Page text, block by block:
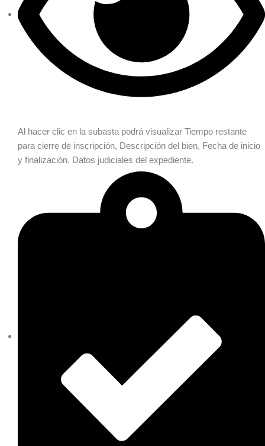
Al hacer clic en la subasta podrá visualizar Tiempo restante
para cierre de inscripción, Descripción del bien, Fecha de inicio
y finalización, Datos judiciales del expediente.